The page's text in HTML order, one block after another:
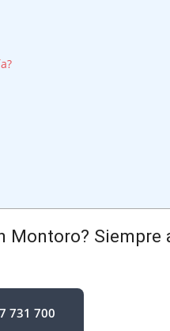
Montoro? Siempre
731 700